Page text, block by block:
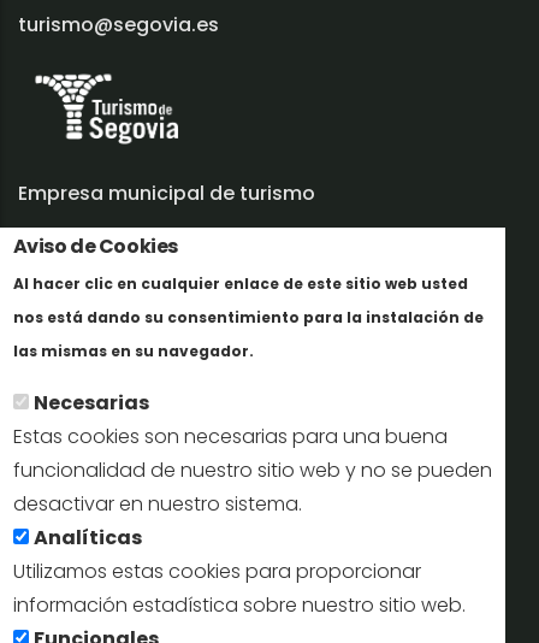
Aviso de Cookies
Al hacer clic en cualquier enlace de este sitio web usted
nos está dando su consentimiento para la instalación de
las mismas en su navegador.
Necesarias
Estas cookies son necesarias para una buena
funcionalidad de nuestro sitio web y no se pueden
desactivar en nuestro sistema.
Analíticas
Utilizamos estas cookies para proporcionar
información estadística sobre nuestro sitio web.
turismo@segovia.es
Empresa municipal de turismo
Trabaja con nosotros
Informes y documentación
Perfil del contratante
Oficinas de Turismo
reservas@turismodesegovia.com
info@turismodesegovia.com
Aviso legal |